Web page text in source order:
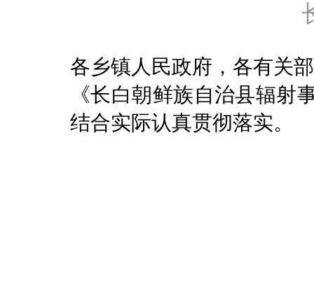
各乡镇人民政府，各有关
《长白朝鲜族自治县辐射
结合实际认真贯彻落实。